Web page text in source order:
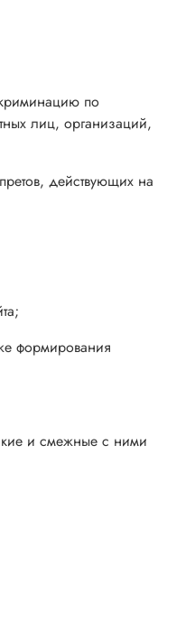
по
лиц, организаций,
действующих на
формирования
и смежные с ними